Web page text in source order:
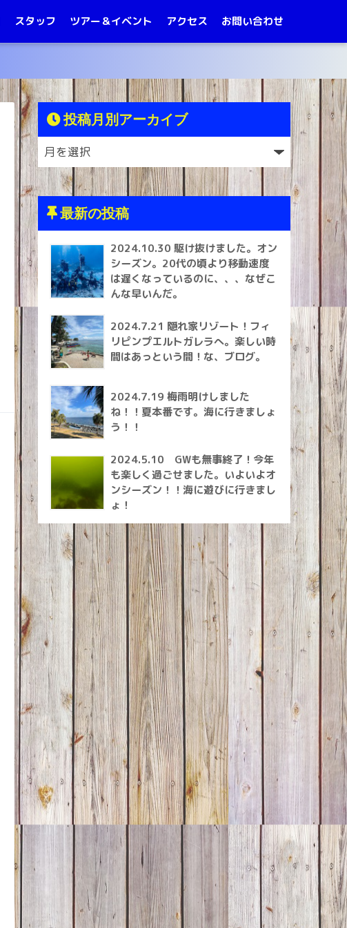
スタッフ ツアー＆イベント アクセス お問い合わせ
投稿月別アーカイブ
最新の投稿
2024.10.30 駆け抜けました。オン
シーズン。20代の頃より移動速度
は遅くなっているのに、、、なぜこ
んな早いんだ。
2024.7.21 隠れ家リゾート！フィ
リピンプエルトガレラへ。楽しい時
間はあっという間！な、ブログ。
2024.7.19 梅雨明けしました
ね！！夏本番です。海に行きましょ
う！！
2024.5.10 GWも無事終了！今年
も楽しく過ごせました。いよいよオ
ンシーズン！！海に遊びに行きまし
ょ！